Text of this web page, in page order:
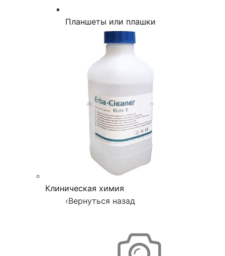
Планшеты или плашки
Клиническая химия
‹Вернуться назад